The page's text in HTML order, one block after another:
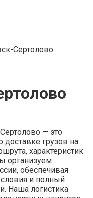
Сертолово
— это
доставке грузов на
характеристик
организуем
обеспечивая
и полный
Наша логистика